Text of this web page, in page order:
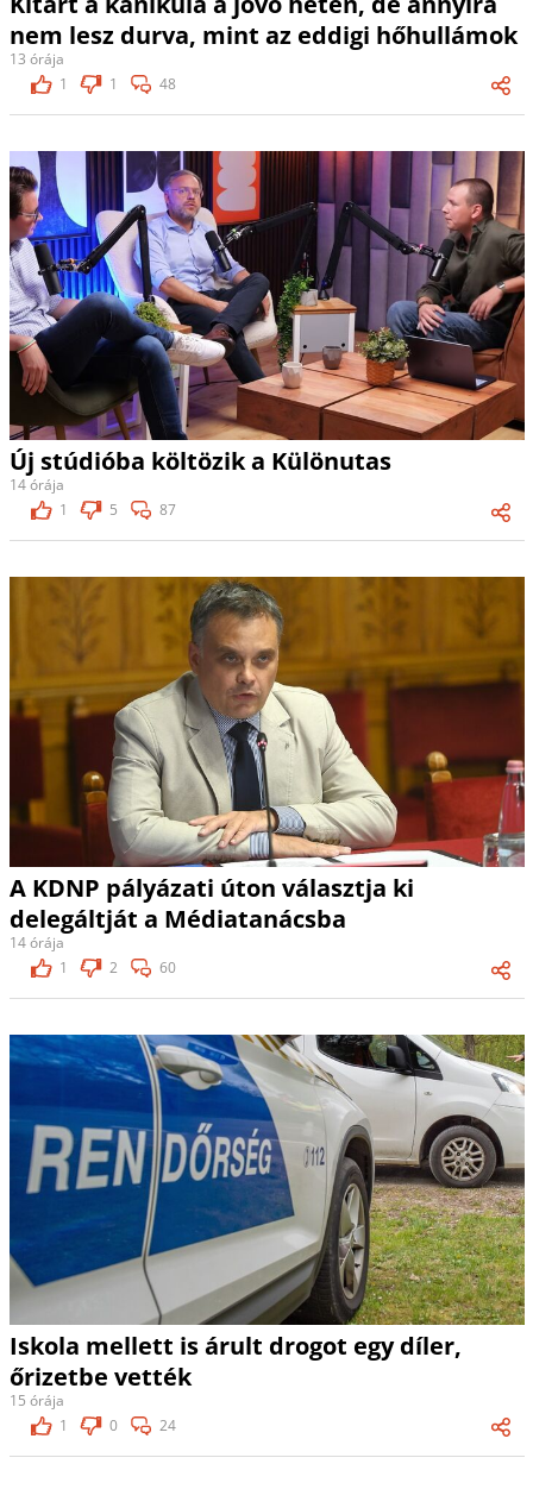
nem lesz durva, mint az eddigi hőhullámok
13 órája
1
1 48
Új stúdióba költözik a Különutas
14 órája
1
5 87
A KDNP pályázati úton választja ki
delegáltját a Médiatanácsba
14 órája
1
2 60
Iskola mellett is árult drogot egy díler,
őrizetbe vették
15 órája
1
0 24